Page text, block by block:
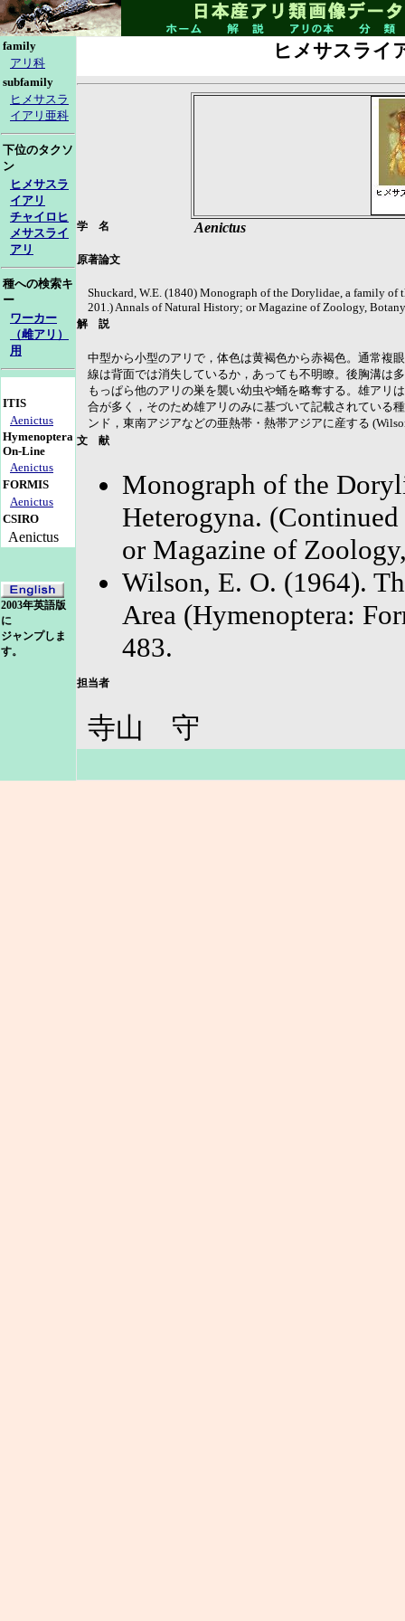
family
アリ科
subfamily
ヒメサスラ
イアリ亜科
下位のタクソ
ン
ヒメサスラ
イアリ
チャイロヒ
メサスライ
アリ
種への検索キ
ー
ワーカー
（雌アリ）
用
ITIS
Aenictus
Hymenoptera
On-Line
Aenictus
FORMIS
Aenictus
CSIRO
Aenictus
2003年英語版
に
ジャンプしま
す。
ヒメサスライ
学 名 Aenictus
原著論文
Shuckard, W.E. (1840) Monograph of the Dorylidae, a family of
201.) Annals of Natural History; or Magazine of Zoology,
解 説
中型から小型のアリで，体色は黄褐色から赤褐色。通常複
線は背面では消失しているか，あっても不明瞭。後胸溝は
もっぱら他のアリの巣を襲い幼虫や蛹を略奪する。雄アリ
合が多く，そのため雄アリのみに基づいて記載されている
ンド，東南アジアなどの亜熱帯・熱帯アジアに産する
文 献
Monograph of the
Heterogyna.
or Magazine of
Wilson, E. O. (1964).
Area (Hymenoptera:
483.
担当者
寺山 守